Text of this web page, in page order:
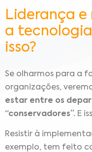
Liderança
a
isso?
Se olharmos para a
organizações,
estar entre os
“conservadores”. E
Resistir à
exemplo, tem feito